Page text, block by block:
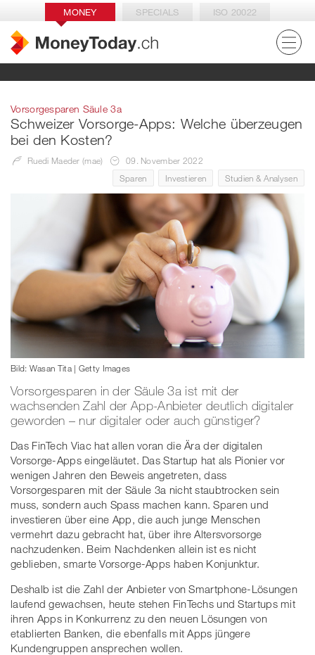
MONEY SPECIALS ISO 20022
Vorsorgesparen Säule 3a
Schweizer Vorsorge-Apps: Welche überzeugen
bei den Kosten?
Ruedi Maeder (mae)
09. November 2022
Sparen
Investieren Studien & Analysen
Bild: Wasan Tita | Getty Images
Vorsorgesparen in der Säule 3a ist mit der
wachsenden Zahl der App-Anbieter deutlich digitaler
geworden – nur digitaler oder auch günstiger?
Das FinTech Viac hat allen voran die Ära der digitalen
Vorsorge-Apps eingeläutet. Das Startup hat als Pionier vor
wenigen Jahren den Beweis angetreten, dass
Vorsorgesparen mit der Säule 3a nicht staubtrocken sein
muss, sondern auch Spass machen kann. Sparen und
investieren über eine App, die auch junge Menschen
vermehrt dazu gebracht hat, über ihre Altersvorsorge
nachzudenken. Beim Nachdenken allein ist es nicht
geblieben, smarte Vorsorge-Apps haben Konjunktur.
Deshalb ist die Zahl der Anbieter von Smartphone-Lösungen
laufend gewachsen, heute stehen FinTechs und Startups mit
ihren Apps in Konkurrenz zu den neuen Lösungen von
etablierten Banken, die ebenfalls mit Apps jüngere
Kundengruppen ansprechen wollen.